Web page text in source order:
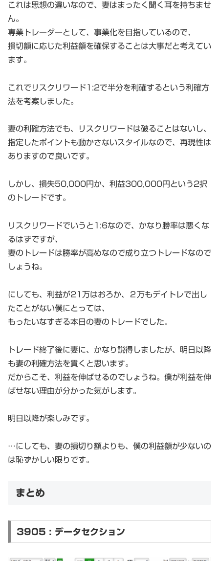
これは思想の違いなので、妻はまったく聞く耳を持ちませ
ん。
専業トレーダーとして、事業化を目指しているので、
損切額に応じた利益額を確保することは大事だと考えてい
ます。
これでリスクリワード1:2で半分を利確するという利確方
法を考案しました。
妻の利確方法でも、リスクリワードは破ることはないし、
指定したポイントも動かさないスタイルなので、再現性は
ありますので良いです。
しかし、損失50,000円か、利益300,000円という2択
のトレードです。
リスクリワードでいうと1:6なので、かなり勝率は悪くな
るはずですが、
妻のトレードは勝率が高めなので成り立つトレードなので
しょうね。
にしても、利益が21万はおろか、２万もデイトレで出し
たことがない僕にとっては、
もったいなすぎる本日の妻のトレードでした。
トレード終了後に妻に、かなり説得しましたが、明日以降
も妻の利確方法を貫くと思います。
だからこそ、利益を伸ばせるのでしょうね。僕が利益を伸
ばせない理由が分かった気がします。
明日以降が楽しみです。
…にしても、妻の損切り額よりも、僕の利益額が少ないの
は恥ずかしい限りです。
まとめ
3905 : データセクション